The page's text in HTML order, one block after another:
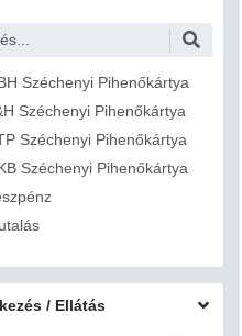
Széchenyi Pihenőkártya
Széchenyi Pihenőkártya
Széchenyi Pihenőkártya
Széchenyi Pihenőkártya
/ Ellátás